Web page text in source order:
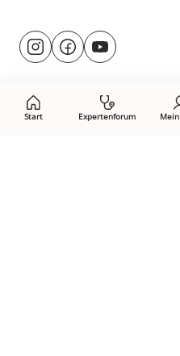
Start Expertenforum
Besuche
uns@rund.ums.baby
facebook.com/
youtube.com/